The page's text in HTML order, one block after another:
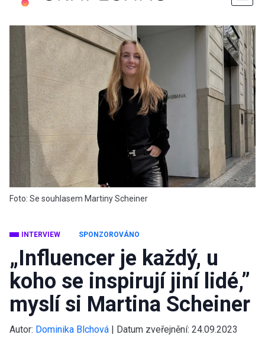
Foto: Se souhlasem Martiny Scheiner
INTERVIEW SPONZOROVÁNO
„Influencer je každý, u
koho se inspirují jiní lidé,”
myslí si Martina Scheiner
Autor: Dominika Blchová | Datum zveřejnění: 24.09.2023